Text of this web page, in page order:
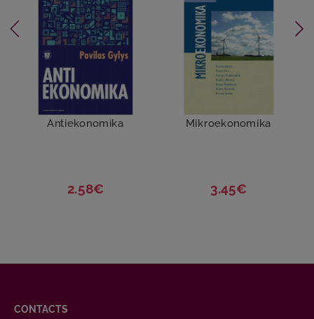
Antiekonomika
2.58€
Mikroekonomika
3.45€
CONTACTS